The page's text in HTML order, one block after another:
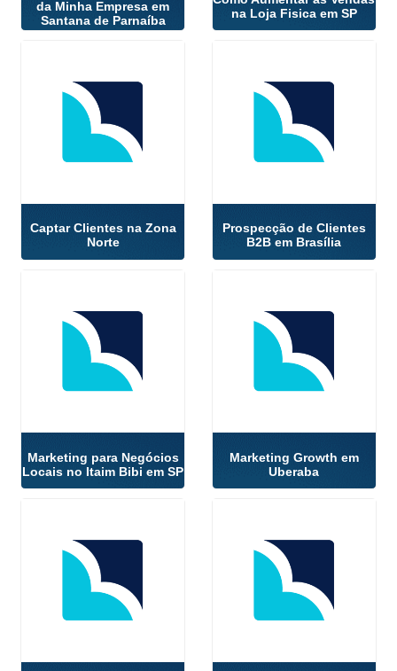
da Minha Empresa em
Santana de Parnaíba
na Loja Fisica em SP
Captar Clientes na Zona
Norte
Prospecção de Clientes
B2B em Brasília
Marketing para Negócios
Locais no Itaim Bibi em SP
Marketing Growth em
Uberaba